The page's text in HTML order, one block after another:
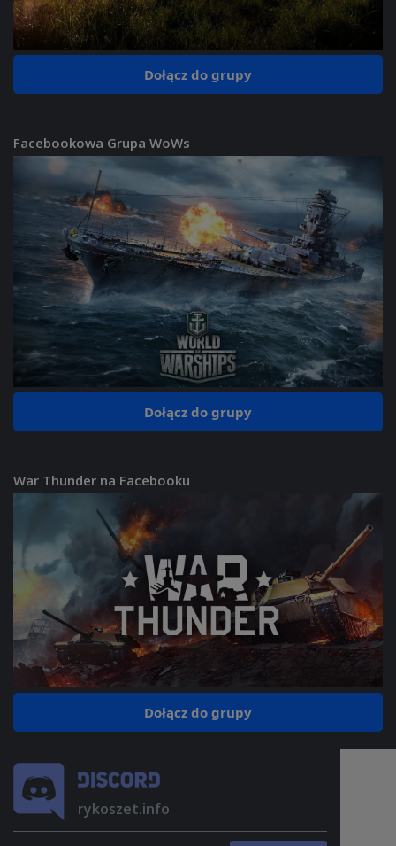
Dołącz do grupy
Facebookowa Grupa WoWs
Dołącz do grupy
War Thunder na Facebooku
Dołącz do grupy
rykoszet.info